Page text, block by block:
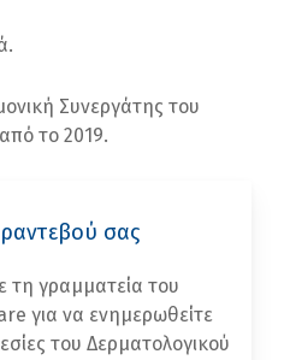
Συνεργάτης του
από το 2019.
ραντεβού σας
τη γραμματεία του
για να ενημερωθείτε
του Δερματολογικού